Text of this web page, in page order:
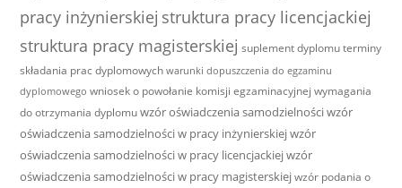
pracy inżynierskiej struktura pracy licencjackiej
struktura pracy magisterskiej suplement dyplomu terminy
składania prac dyplomowych warunki dopuszczenia do egzaminu
dyplomowego wniosek o powołanie komisji egzaminacyjnej wymagania
do otrzymania dyplomu wzór oświadczenia samodzielnościwzór
oświadczenia samodzielności w pracy inżynierskiejwzór
oświadczenia samodzielności w pracy licencjackiejwzór
oświadczenia samodzielności w pracy magisterskiej wzór podania o